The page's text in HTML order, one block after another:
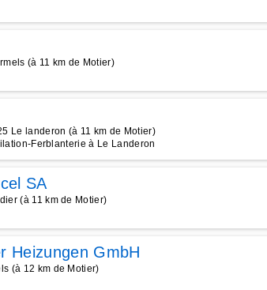
(à 11 km de Motier)
Le landeron (à 11 km de Motier)
Ferblanterie à Le Landeron
SA
(à 11 km de Motier)
Heizungen GmbH
(à 12 km de Motier)